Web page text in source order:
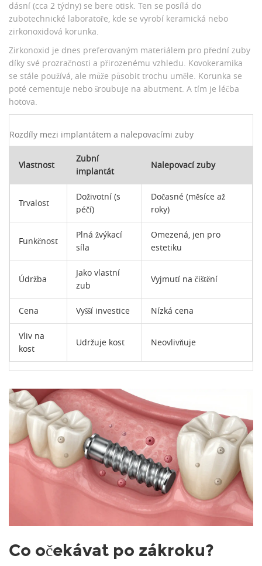
dásní (cca 2 týdny) se bere otisk. Ten se posílá do
zubotechnické laboratoře, kde se vyrobí keramická nebo
zirkonoxidová korunka.
Zirkonoxid je dnes preferovaným materiálem pro přední zuby
díky své prozračnosti a přirozenému vzhledu. Kovokeramika
se stále používá, ale může působit trochu uměle. Korunka se
poté cementuje nebo šroubuje na abutment. A tím je léčba
hotova.
Rozdíly mezi implantátem a nalepovacími zuby
Vlastnost
Zubní
implantát
Nalepovací zuby
Trvalost
Doživotní (s
péčí)
Dočasné (měsíce až
roky)
Funkčnost
Plná žvýkací
síla
Omezená, jen pro
estetiku
Údržba
Jako vlastní
zub
Vyjmutí na čištění
Cena Vyšší investice Nízká cena
Vliv na
kost
Udržuje kost Neovlivňuje
Co očekávat po zákroku?